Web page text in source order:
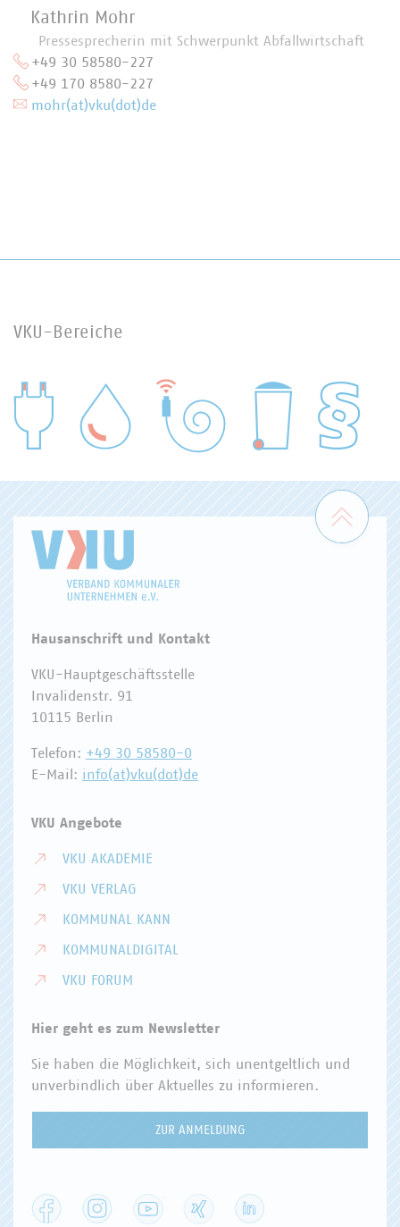
Kathrin Mohr
Pressesprecherin mit Schwerpunkt Abfallwirtschaft
+49 30 58580-227
+49 170 8580-227
mohr(at)vku(dot)de
VKU-Bereiche
WASSER/ABWASSER
Zum
Hausanschrift und Kontakt
VKU-Hauptgeschäftsstelle
Invalidenstr. 91
10115 Berlin
Telefon: +49 30 58580-0
E-Mail: info(at)vku(dot)de
VKU Angebote
VKU AKADEMIE
VKU VERLAG
KOMMUNAL KANN
KOMMUNALDIGITAL
VKU FORUM
Hier geht es zum Newsletter
Sie haben die Möglichkeit, sich unentgeltlich und
unverbindlich über Aktuelles zu informieren.
ZUR ANMELDUNG
Facebook Instagram YouTube